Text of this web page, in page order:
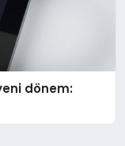
dönem: